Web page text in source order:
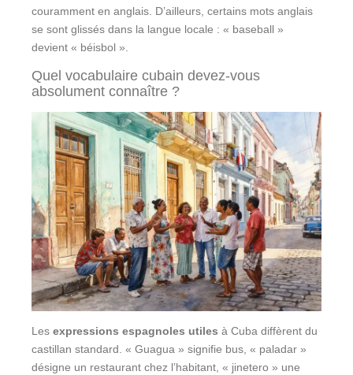
couramment en anglais. D’ailleurs, certains mots anglais
se sont glissés dans la langue locale : « baseball »
devient « béisbol ».
Quel vocabulaire cubain devez-vous
absolument connaître ?
Les expressions espagnoles utiles à Cuba diffèrent du
castillan standard. « Guagua » signifie bus, « paladar »
désigne un restaurant chez l’habitant, « jinetero » une